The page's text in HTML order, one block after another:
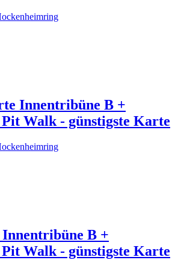
Innentribüne B +
Walk - günstigste Karte
Innentribüne B +
Walk - günstigste Karte